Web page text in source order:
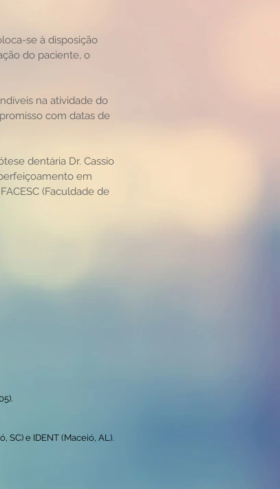
se à disposição
do paciente, o
na atividade do
com datas de
dentária Dr. Cassio
em
(Faculdade de
SC) e IDENT (Maceió, AL).